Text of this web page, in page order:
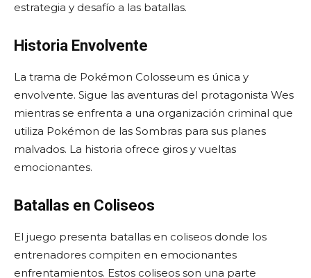
estrategia y desafío a las batallas.
Historia Envolvente
La trama de Pokémon Colosseum es única y
envolvente. Sigue las aventuras del protagonista Wes
mientras se enfrenta a una organización criminal que
utiliza Pokémon de las Sombras para sus planes
malvados. La historia ofrece giros y vueltas
emocionantes.
Batallas en Coliseos
El juego presenta batallas en coliseos donde los
entrenadores compiten en emocionantes
enfrentamientos. Estos coliseos son una parte